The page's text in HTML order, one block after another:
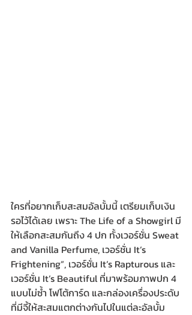
ใครที่อยากเก็บสะสมอัลบั้มนี้ เตรียมเก็บเงิน
รอไว้ได้เลย เพราะ The Life of a Showgirl มี
ให้เลือกสะสมกันถึง 4 ปก ทั้งเวอร์ชั่น Sweat
and Vanilla Perfume, เวอร์ชั่น It’s
Frightening”, เวอร์ชั่น It’s Rapturous และ
เวอร์ชั่น It’s Beautiful ที่มาพร้อมภาพปก 4
แบบไม่ซ้ำ โฟโต้การ์ด และกล่องเครื่องประดับ
ที่มีจี้ให้สะสมแตกต่างกันไปในแต่ละอัลบั้ม